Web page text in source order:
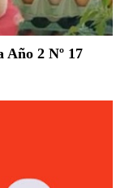
Año 2 Nº 17